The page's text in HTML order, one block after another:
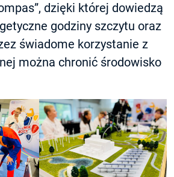
dzięki której dowiedzą
godziny szczytu oraz
świadome korzystanie z
można chronić środowisko